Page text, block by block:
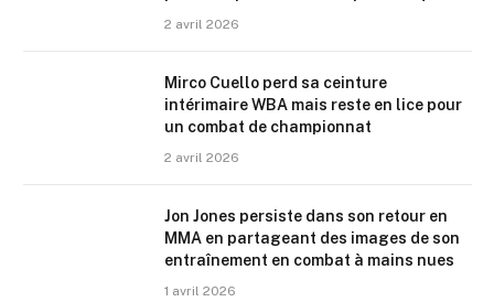
2 avril 2026
Mirco Cuello perd sa ceinture
intérimaire WBA mais reste en lice pour
un combat de championnat
2 avril 2026
Jon Jones persiste dans son retour en
MMA en partageant des images de son
entraînement en combat à mains nues
1 avril 2026